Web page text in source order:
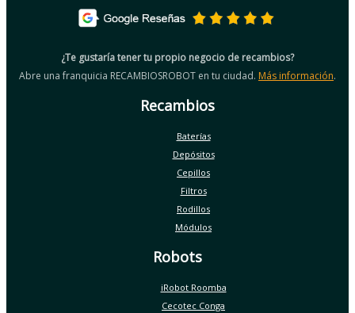
¿Te gustaría tener tu propio negocio de recambios?
Abre una franquicia RECAMBIOSROBOT en tu ciudad. Más información.
Recambios
Baterías
Depósitos
Cepillos
Filtros
Rodillos
Módulos
Robots
iRobot Roomba
Cecotec Conga